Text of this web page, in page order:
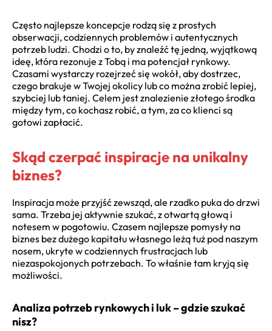
Często najlepsze koncepcje rodzą się z prostych
obserwacji, codziennych problemów i autentycznych
potrzeb ludzi. Chodzi o to, by znaleźć tę jedną, wyjątkową
ideę, która rezonuje z Tobą i ma potencjał rynkowy.
Czasami wystarczy rozejrzeć się wokół, aby dostrzec,
czego brakuje w Twojej okolicy lub co można zrobić lepiej,
szybciej lub taniej. Celem jest znalezienie złotego środka
między tym, co kochasz robić, a tym, za co klienci są
gotowi zapłacić.
Skąd czerpać inspiracje na unikalny
biznes?
Inspiracja może przyjść zewsząd, ale rzadko puka do drzwi
sama. Trzeba jej aktywnie szukać, z otwartą głową i
notesem w pogotowiu. Czasem najlepsze pomysły na
biznes bez dużego kapitału własnego leżą tuż pod naszym
nosem, ukryte w codziennych frustracjach lub
niezaspokojonych potrzebach. To właśnie tam kryją się
możliwości.
Analiza potrzeb rynkowych i luk – gdzie szukać
nisz?